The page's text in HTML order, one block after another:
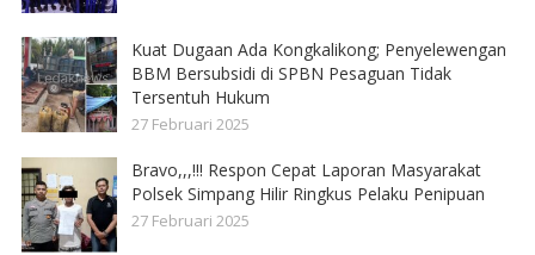
Kuat Dugaan Ada Kongkalikong; Penyelewengan
BBM Bersubsidi di SPBN Pesaguan Tidak
Tersentuh Hukum
27 Februari 2025
Bravo,,,!!! Respon Cepat Laporan Masyarakat
Polsek Simpang Hilir Ringkus Pelaku Penipuan
27 Februari 2025